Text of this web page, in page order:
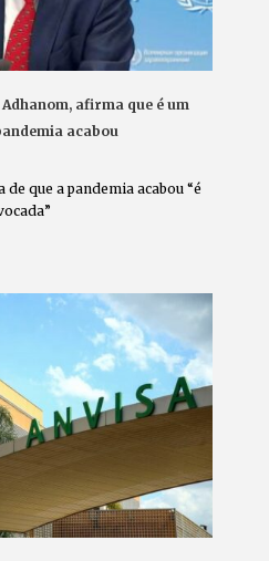
afirma que é um
acabou
que a pandemia acabou “é